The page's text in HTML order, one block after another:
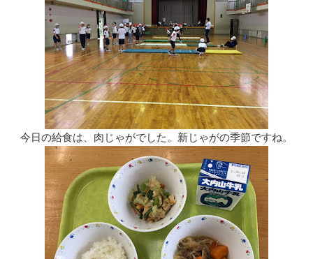
今日の給食は、肉じゃがでした。新じゃがの季節ですね。